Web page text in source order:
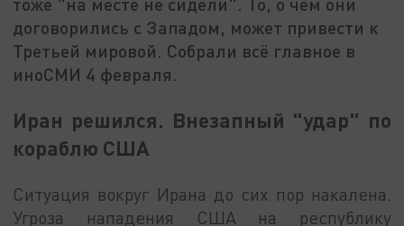
договорились с Западом, может привести к
Третьей мировой. Собрали всё главное в
иноСМИ 4 февраля.
Иран решился. Внезапный "удар" по
кораблю США
Ситуация вокруг Ирана до сих пор накалена.
Угроза нападения США на республику